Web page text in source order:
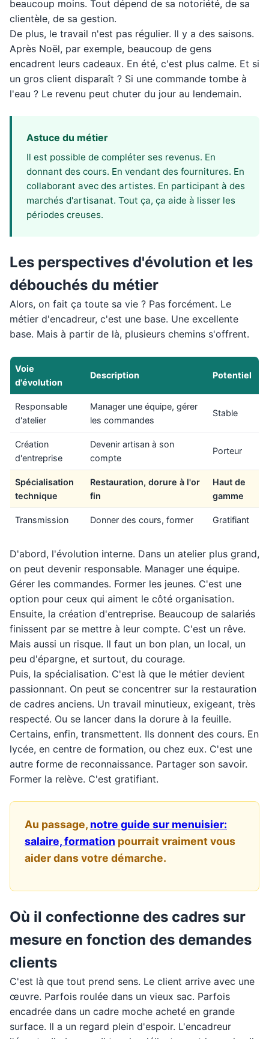
beaucoup moins. Tout dépend de sa notoriété, de sa
clientèle, de sa gestion.
De plus, le travail n'est pas régulier. Il y a des saisons.
Après Noël, par exemple, beaucoup de gens
encadrent leurs cadeaux. En été, c'est plus calme. Et si
un gros client disparaît ? Si une commande tombe à
l'eau ? Le revenu peut chuter du jour au lendemain.
Astuce du métier
Il est possible de compléter ses revenus. En
donnant des cours. En vendant des fournitures. En
collaborant avec des artistes. En participant à des
marchés d'artisanat. Tout ça, ça aide à lisser les
périodes creuses.
Les perspectives d'évolution et les
débouchés du métier
Alors, on fait ça toute sa vie ? Pas forcément. Le
métier d'encadreur, c'est une base. Une excellente
base. Mais à partir de là, plusieurs chemins s'offrent.
Voie
d'évolution
Description Potentiel
Responsable
d'atelier
Manager une équipe, gérer
les commandes
Stable
Création
d'entreprise
Devenir artisan à son
compte
Porteur
Spécialisation
technique
Restauration, dorure à l'or
fin
Haut de
gamme
Transmission Donner des cours, former Gratifiant
D'abord, l'évolution interne. Dans un atelier plus grand,
on peut devenir responsable. Manager une équipe.
Gérer les commandes. Former les jeunes. C'est une
option pour ceux qui aiment le côté organisation.
Ensuite, la création d'entreprise. Beaucoup de salariés
finissent par se mettre à leur compte. C'est un rêve.
Mais aussi un risque. Il faut un bon plan, un local, un
peu d'épargne, et surtout, du courage.
Puis, la spécialisation. C'est là que le métier devient
passionnant. On peut se concentrer sur la restauration
de cadres anciens. Un travail minutieux, exigeant, très
respecté. Ou se lancer dans la dorure à la feuille.
Certains, enfin, transmettent. Ils donnent des cours. En
lycée, en centre de formation, ou chez eux. C'est une
autre forme de reconnaissance. Partager son savoir.
Former la relève. C'est gratifiant.
Au passage, notre guide sur menuisier:
salaire, formation pourrait vraiment vous
aider dans votre démarche.
Où il confectionne des cadres sur
mesure en fonction des demandes
clients
C'est là que tout prend sens. Le client arrive avec une
œuvre. Parfois roulée dans un vieux sac. Parfois
encadrée dans un cadre moche acheté en grande
surface. Il a un regard plein d'espoir. L'encadreur